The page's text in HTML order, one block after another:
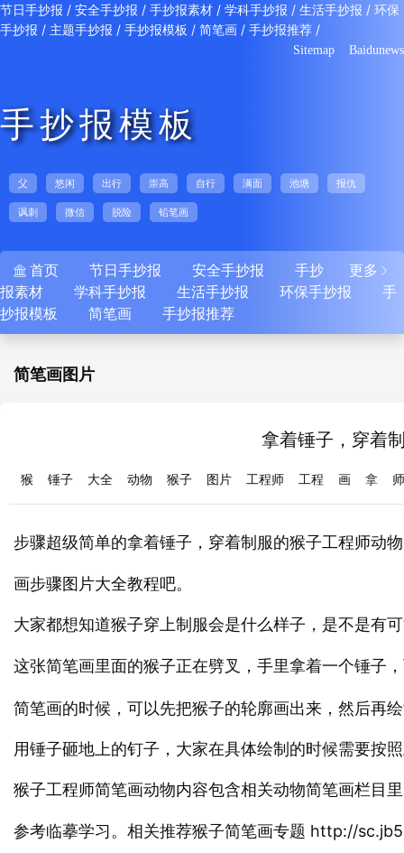
节日手抄报 / 安全手抄报 / 手抄报素材 / 学科手抄报 / 生活手抄报 / 环保
手抄报 / 主题手抄报 / 手抄报模板 / 简笔画 / 手抄报推荐 /
Sitemap Baidunews
手抄报模板
父 悠闲 出行 崇高 自行 满面 池塘 报仇
讽刺 微信 脱险 铅笔画
更多 
 首页 节日手抄报 安全手抄报
手抄
报素材
学科手抄报 生活手抄报 环保手抄报
手
抄报模板
简笔画 手抄报推荐
简笔画图片
拿着锤子，穿着
猴 锤子 大全 动物 猴子 图片 工程师 工程 画 拿 师
步骤超级简单的拿着锤子，穿着制服的猴子工程师动
画步骤图片大全教程吧。
大家都想知道猴子穿上制服会是什么样子，是不是有
这张简笔画里面的猴子正在劈叉，手里拿着一个锤子
简笔画的时候，可以先把猴子的轮廓画出来，然后再
用锤子砸地上的钉子，大家在具体绘制的时候需要按
猴子工程师简笔画动物内容包含相关动物简笔画栏目
参考临摹学习。相关推荐猴子简笔画专题 http://